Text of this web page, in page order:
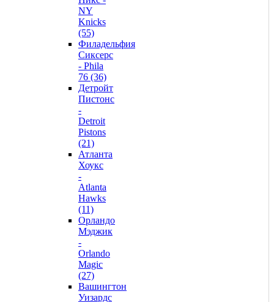
NY
Knicks
(55)
Филадельфия
Сиксерс
- Phila
76 (36)
Детройт
Пистонс
-
Detroit
Pistons
(21)
Атланта
Хоукс
-
Atlanta
Hawks
(11)
Орландо
Мэджик
-
Orlando
Magic
(27)
Вашингтон
Уизардс